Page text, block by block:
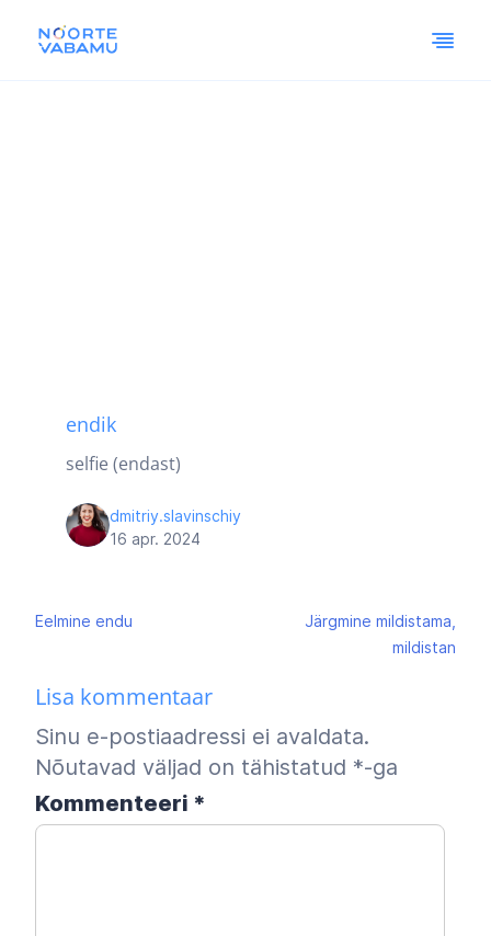
endik
selfie (endast)
dmitriy.slavinschiy
16 apr. 2024
Navigeerimine
Eelmine endu Järgmine mildistama,
mildistan
Lisa kommentaar
Sinu e-postiaadressi ei avaldata.
Nõutavad väljad on tähistatud *-ga
Kommenteeri *